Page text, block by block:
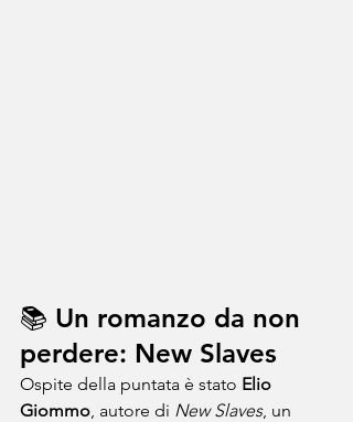
📚 Un romanzo da non
perdere: New Slaves
Ospite della puntata è stato Elio
Giommo , autore di New Slaves, un